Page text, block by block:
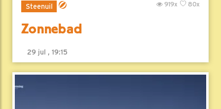
Steenuil 80x
919x
Zonnebad
29 jul , 19:15